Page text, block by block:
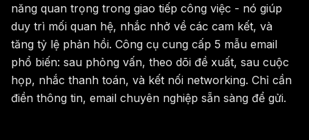
năng quan trọng trong giao tiếp công việc - nó giúp
duy trì mối quan hệ, nhắc nhở về các cam kết, và
tăng tỷ lệ phản hồi. Công cụ cung cấp 5 mẫu email
phổ biến: sau phỏng vấn, theo dõi đề xuất, sau cuộc
họp, nhắc thanh toán, và kết nối networking. Chỉ cần
điền thông tin, email chuyên nghiệp sẵn sàng để gửi.